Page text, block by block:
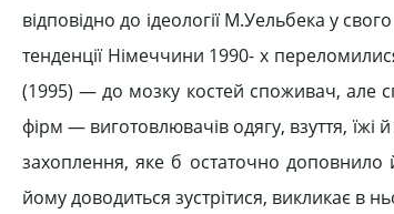
відповідно до ідеології М.Уельбека у
тенденції Німеччини 1990- х
(1995) — до мозку костей споживач, але
фірм — виготовлювачів одягу, взуття, їжі
захоплення, яке б остаточно доповнило
йому доводиться зустрітися, викликає в